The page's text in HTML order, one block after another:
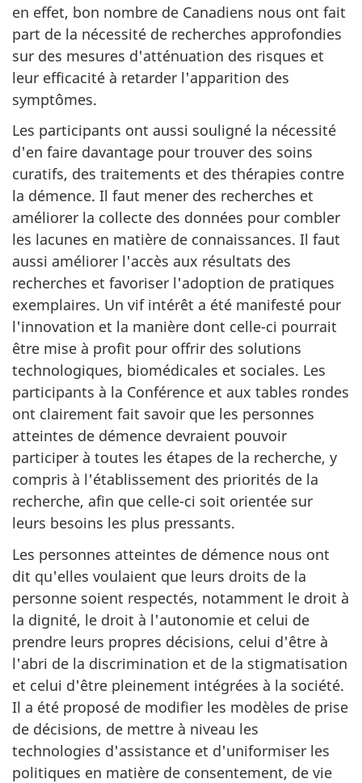
en effet, bon nombre de Canadiens nous ont fait
part de la nécessité de recherches approfondies
sur des mesures d'atténuation des risques et
leur efficacité à retarder l'apparition des
symptômes.
Les participants ont aussi souligné la nécessité
d'en faire davantage pour trouver des soins
curatifs, des traitements et des thérapies contre
la démence. Il faut mener des recherches et
améliorer la collecte des données pour combler
les lacunes en matière de connaissances. Il faut
aussi améliorer l'accès aux résultats des
recherches et favoriser l'adoption de pratiques
exemplaires. Un vif intérêt a été manifesté pour
l'innovation et la manière dont celle-ci pourrait
être mise à profit pour offrir des solutions
technologiques, biomédicales et sociales. Les
participants à la Conférence et aux tables rondes
ont clairement fait savoir que les personnes
atteintes de démence devraient pouvoir
participer à toutes les étapes de la recherche, y
compris à l'établissement des priorités de la
recherche, afin que celle-ci soit orientée sur
leurs besoins les plus pressants.
Les personnes atteintes de démence nous ont
dit qu'elles voulaient que leurs droits de la
personne soient respectés, notamment le droit à
la dignité, le droit à l'autonomie et celui de
prendre leurs propres décisions, celui d'être à
l'abri de la discrimination et de la stigmatisation
et celui d'être pleinement intégrées à la société.
Il a été proposé de modifier les modèles de prise
de décisions, de mettre à niveau les
technologies d'assistance et d'uniformiser les
politiques en matière de consentement, de vie